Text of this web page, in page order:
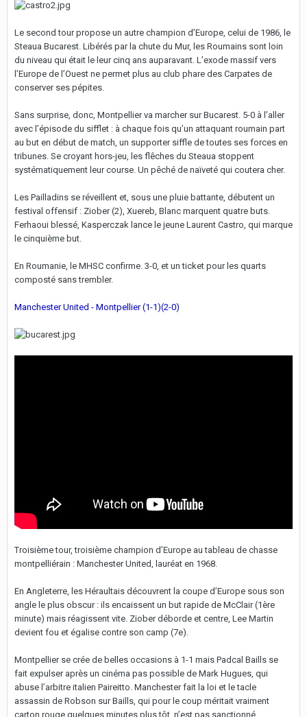
Le second tour propose un autre champion d’Europe, celui de 1986, le
Steaua Bucarest. Libérés par la chute du Mur, les Roumains sont loin
du niveau qui était le leur cinq ans auparavant. L’exode massif vers
l’Europe de l’Ouest ne permet plus au club phare des Carpates de
conserver ses pépites.
Sans surprise, donc, Montpellier va marcher sur Bucarest. 5-0 à l’aller
avec l’épisode du sifflet : à chaque fois qu’un attaquant roumain part
au but en début de match, un supporter siffle de toutes ses forces en
tribunes. Se croyant hors-jeu, les flêches du Steaua stoppent
systématiquement leur course. Un pêché de naïveté qui coutera cher.
Les Pailladins se réveillent et, sous une pluie battante, débutent un
festival offensif : Ziober (2), Xuereb, Blanc marquent quatre buts.
Ferhaoui blessé, Kasperczak lance le jeune Laurent Castro, qui marque
le cinquième but.
En Roumanie, le MHSC confirme. 3-0, et un ticket pour les quarts
composté sans trembler.
Manchester United - Montpellier (1-1)(2-0)
Troisième tour, troisième champion d’Europe au tableau de chasse
montpelliérain : Manchester United, lauréat en 1968.
En Angleterre, les Héraultais découvrent la coupe d’Europe sous son
angle le plus obscur : ils encaissent un but rapide de McClair (1ère
minute) mais réagissent vite. Ziober déborde et centre, Lee Martin
devient fou et égalise contre son camp (7e).
Montpellier se crée de belles occasions à 1-1 mais Padcal Baills se
fait expulser après un cinéma pas possible de Mark Hugues, qui
abuse l’arbitre italien Paireitto. Manchester fait la loi et le tacle
assassin de Robson sur Baills, qui pour le coup méritait vraiment
carton rouge quelques minutes plus tôt, n’est pas sanctionné.